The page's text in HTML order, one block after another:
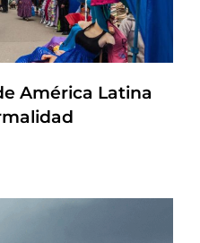
América Latina